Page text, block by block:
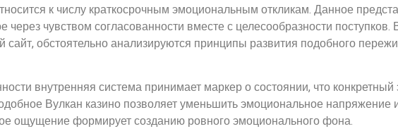
к числу краткосрочным эмоциональным откликам. Данное
через чувством согласованности вместе с целесообразности
обстоятельно анализируются принципы развития подобного
внутренняя система принимает маркер о состоянии, что
Вулкан казино позволяет уменьшить эмоциональное напряжение
ощущение формирует созданию ровного эмоционального фона.